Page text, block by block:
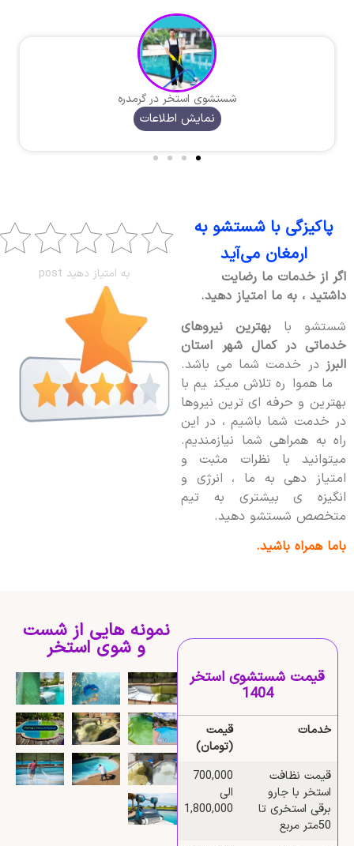
شستشوی استخر در گرمدره
نمایش اطلاعات
پاکیزگی با شستشو به
ارمغان می‌آید
اگر از خدمات ما رضایت
داشتید ، به ما امتیاز دهید.
شستشو با
بهترین نیروهای
خدماتی در کمال شهر استان
البرزدر خدمت شما می باشد.
ما همواره تلاش میکنیم با
بهترین و حرفه ای ترین نیروها
در خدمت شما باشیم ، در این
راه به همراهی شما نیازمندیم.
میتوانید با نظرات مثبت و
امتیاز دهی به ما ، انرژی و
انگیزه ی بیشتری به تیم
متخصص شستشو دهید.
باما همراه باشید.
به امتیاز دهید post
قیمت شستشوی استخر
1404
خدمات
قیمت
(تومان)
قیمت نظافت
استخر با جارو
برقی استخری تا
50متر مربع
700,000
الی
1,800,000
نمونه هایی از شست
و شوی استخر